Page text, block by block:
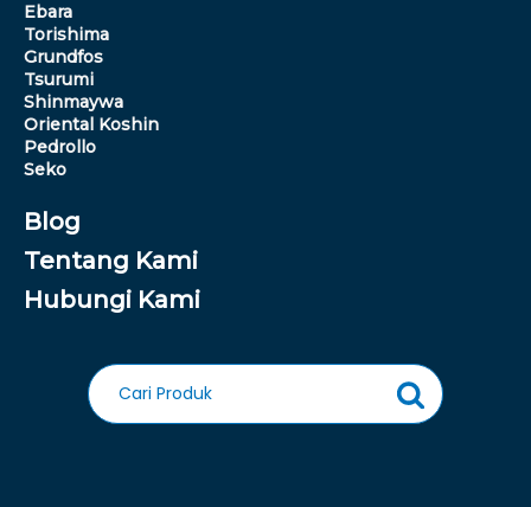
Ebara
Torishima
Grundfos
Tsurumi
Shinmaywa
Oriental Koshin
Pedrollo
Seko
Blog
Tentang Kami
Hubungi Kami